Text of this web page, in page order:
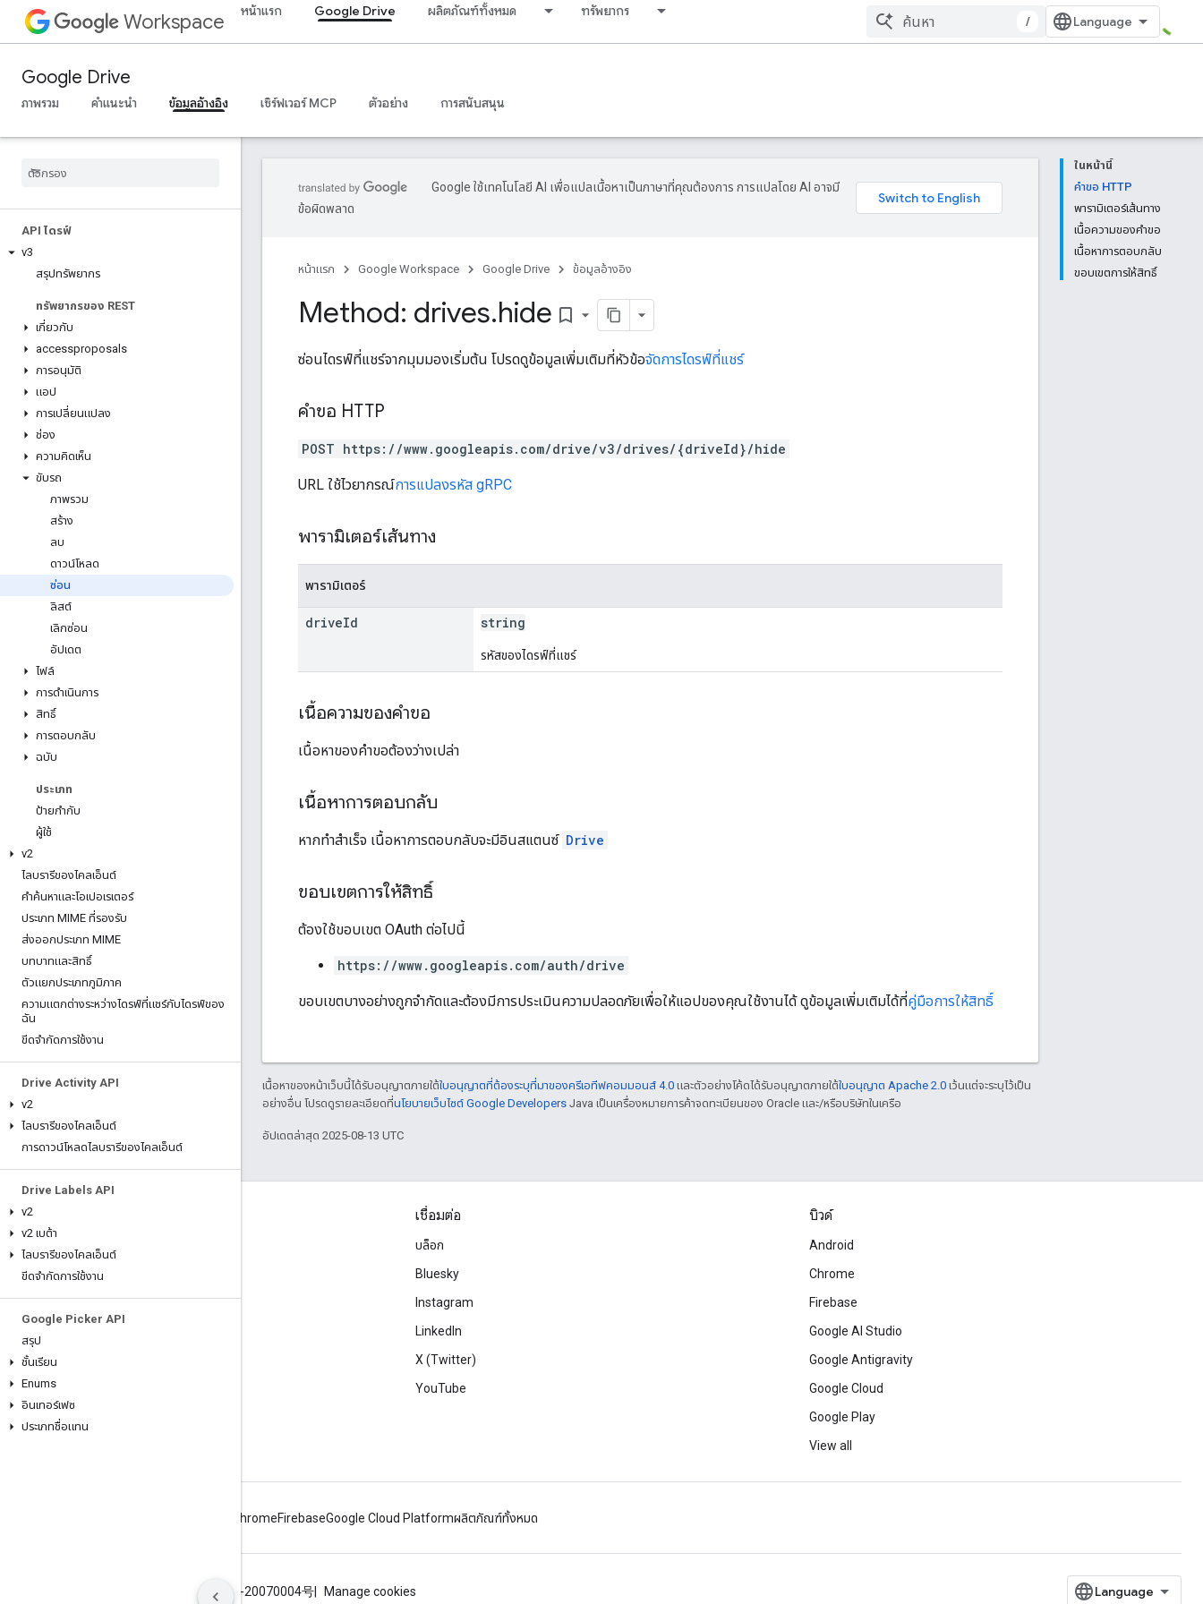
Workspace หน้าแรก Google Drive ผลิตภัณฑ์ทั้งหมด ทรัพยากร
/
Google Drive
ภาพรวม คำแนะนำ ข้อมูลอ้างอิง เซิร์ฟเวอร์ MCP ตัวอย่าง การสนับสนุน
API ไดรฟ์
v3
สรุปทรัพยากร
ทรัพยากรของ REST
เกี่ยวกับ
accessproposals
การอนุมัติ
แอป
การเปลี่ยนแปลง
ช่อง
ความคิดเห็น
ขับรถ
ภาพรวม
สร้าง
ลบ
ดาวน์โหลด
ซ่อน
ลิสต์
เลิกซ่อน
อัปเดต
ไฟล์
การดำเนินการ
สิทธิ์
การตอบกลับ
ฉบับ
ประเภท
ป้ายกำกับ
ผู้ใช้
v2
ไลบรารีของไคลเอ็นต์
คำค้นหาและโอเปอเรเตอร์
ประเภท MIME ที่รองรับ
ส่งออกประเภท MIME
บทบาทและสิทธิ์
ตัวแยกประเภทภูมิภาค
ความแตกต่างระหว่างไดรฟ์ที่แชร์กับไดรฟ์ของ
ฉัน
ขีดจำกัดการใช้งาน
Drive Activity API
v2
ไลบรารีของไคลเอ็นต์
การดาวน์โหลดไลบรารีของไคลเอ็นต์
Drive Labels API
v2
v2 เบต้า
ไลบรารีของไคลเอ็นต์
ขีดจำกัดการใช้งาน
Google Picker API
สรุป
ชั้นเรียน
Enums
อินเทอร์เฟซ
ประเภทชื่อแทน
ในหน้านี้
คำขอ HTTP
พารามิเตอร์เส้นทาง
เนื้อความของคำขอ
เนื้อหาการตอบกลับ
ขอบเขตการให้สิทธิ์
Google ใช้เทคโนโลยี AI เพื่อแปลเนื้อหาเป็นภาษาที่คุณต้องการ การแปลโดย AI อาจมี
ข้อผิดพลาด
หน้าแรก Google Workspace Google Drive ข้อมูลอ้างอิง
Method: drives.hide bookmark_border
ซ่อนไดรฟ์ที่แชร์จากมุมมองเริ่มต้น โปรดดูข้อมูลเพิ่มเติมที่หัวข้อจัดการไดรฟ์ที่แชร์
คำขอ HTTP
POST https://www.googleapis.com/drive/v3/drives/{driveId}/hide
URL ใช้ไวยากรณ์การแปลงรหัส gRPC
พารามิเตอร์เส้นทาง
พารามิเตอร์
driveId string
รหัสของไดรฟ์ที่แชร์
เนื้อความของคำขอ
เนื้อหาของคำขอต้องว่างเปล่า
เนื้อหาการตอบกลับ
หากทำสำเร็จ เนื้อหาการตอบกลับจะมีอินสแตนซ์ Drive
ขอบเขตการให้สิทธิ์
ต้องใช้ขอบเขต OAuth ต่อไปนี้
https://www.googleapis.com/auth/drive
ขอบเขตบางอย่างถูกจำกัดและต้องมีการประเมินความปลอดภัยเพื่อให้แอปของคุณใช้งานได้ ดูข้อมูลเพิ่มเติมได้ที่คู่มือการให้สิทธิ์
เนื้อหาของหน้าเว็บนี้ได้รับอนุญาตภายใต้ใบอนุญาตที่ต้องระบุที่มาของครีเอทีฟคอมมอนส์ 4.0 และตัวอย่างโค้ดได้รับอนุญาตภายใต้ใบอนุญาต Apache 2.0 เว้นแต่จะระบุไว้เป็น
อย่างอื่น โปรดดูรายละเอียดที่นโยบายเว็บไซต์ Google Developers Java เป็นเครื่องหมายการค้าจดทะเบียนของ Oracle และ/หรือบริษัทในเครือ
อัปเดตล่าสุด 2025-08-13 UTC
เข้าร่วม
Google Developer Groups
Google Developer Experts
Google Cloud & NVIDIA
เชื่อมต่อ
บล็อก
Bluesky
Instagram
LinkedIn
X (Twitter)
YouTube
บิวด์
Android
Chrome
Firebase
Google AI Studio
Google Antigravity
Google Cloud
Google Play
View all
ChromeFirebaseGoogle Cloud Platformผลิตภัณฑ์ทั้งหมด
ICP证合字B2-20070004号 Manage cookies